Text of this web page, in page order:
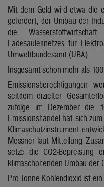
Mit dem Geld wird etwa die
gefördert, der Umbau der
die
Ladesäulennetzes für
Umweltbundesamt (UBA).
Insgesamt schon mehr als
Emissionsberechtigungen
seitdem erzielten
zufolge im Dezember die
Emissionshandel hat sich
Klimaschutzinstrument
Messner laut Mitteilung.
setze die CO2-Bepreisung
klimaschonenden Umbau der
Pro Tonne Kohlendioxid ist